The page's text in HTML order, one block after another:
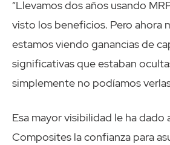
“Llevamos dos años usando
visto los beneficios. Pero ahora
estamos viendo ganancias de
significativas que estaban
simplemente no podíamos
Esa mayor visibilidad le ha dado
Composites la confianza para